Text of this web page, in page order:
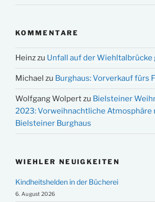
KOMMENTARE
Heinzzu Unfall auf der Wiehltalbrücke
Michael zu Burghaus: Vorverkauf fürs
Wolfgang Wolpertzu Bielsteiner
2023: Vorweihnachtliche Atmosphäre
Bielsteiner Burghaus
WIEHLER NEUIGKEITEN
Kindheitshelden in der Bücherei
6. August 2026